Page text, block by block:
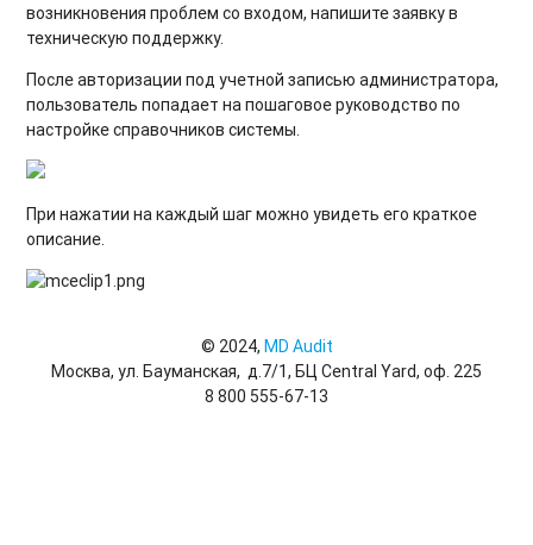
возникновения проблем со входом, напишите заявку в
техническую поддержку.
После авторизации под учетной записью администратора,
пользователь попадает на пошаговое руководство по
настройке справочников системы.
При нажатии на каждый шаг можно увидеть его краткое
описание.
© 2024, MD Audit
Москва, ул. Бауманская, д.7/1, БЦ Central Yard, оф. 225
8 800 555-67-13